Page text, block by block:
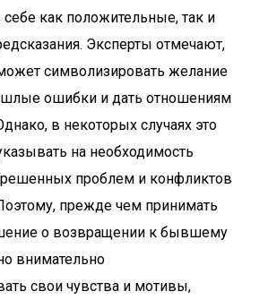
как положительные, так и
Эксперты отмечают,
символизировать желание
ошибки и дать отношениям
в некоторых случаях это
на необходимость
проблем и конфликтов
прежде чем принимать
о возвращении к бывшему
внимательно
свои чувства и мотивы,